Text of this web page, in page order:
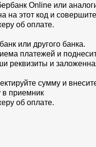
Online или
на этот код и
об оплате.
или другого банка.
платежей и
реквизиты и
сумму и
в приемник
об оплате.